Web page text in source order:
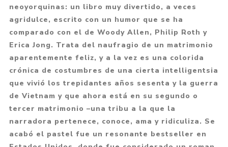
neoyorquinas: un libro muy divertido, a veces
agridulce, escrito con un humor que se ha
comparado con el de Woody Allen, Philip Roth y
Erica Jong. Trata del naufragio de un matrimonio
aparentemente feliz, y a la vez es una colorida
crónica de costumbres de una cierta intelligentsia
que vivió los trepidantes años sesenta y la guerra
de Vietnam y que ahora está en su segundo o
tercer matrimonio –una tribu a la que la
narradora pertenece, conoce, ama y ridiculiza. Se
acabó el pastel fue un resonante bestseller en